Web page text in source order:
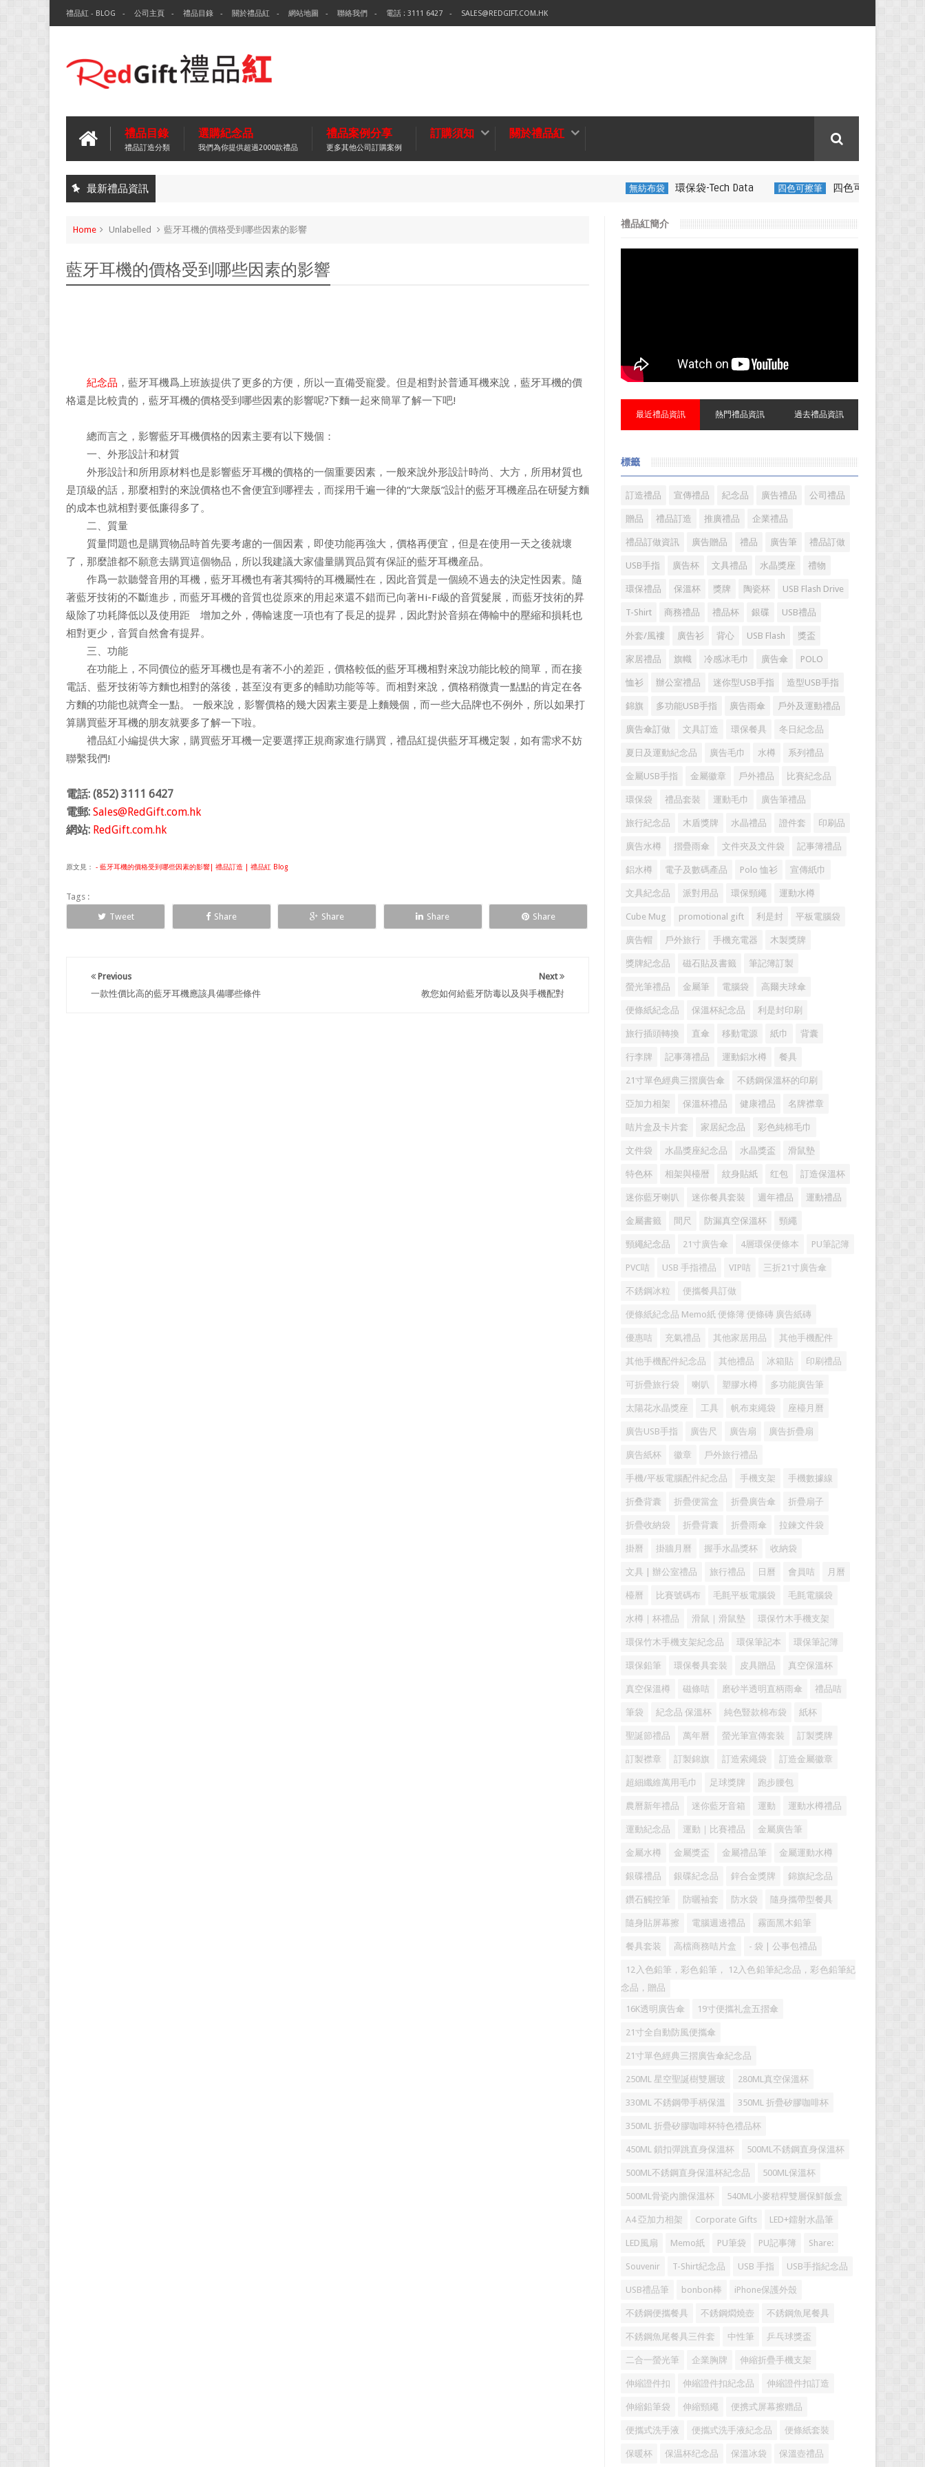
禮品紅 - BLOG 公司主頁 禮品目錄 關於禮品紅 網站地圖 聯絡我們 電話 : 3111 6427 SALES@REDGIFT.COM.HK
禮品目錄
禮品訂造分類
選購紀念品
我們為你提供超過2000款禮品
禮品案例分享
更多其他公司訂購案例
訂購須知 關於禮品紅
最新禮品資訊 環保袋-Tech Data 四色可擦筆 四色可擦筆-百通電纜
Home Unlabelled 藍牙耳機的價格受到哪些因素的影響
藍牙耳機的價格受到哪些因素的影響
紀念品 ，藍牙耳機爲上班族提供了更多的方便，所以一直備受寵愛。但是相對於普通耳機來說，藍牙耳機的價
格還是比較貴的，藍牙耳機的價格受到哪些因素的影響呢?下麵一起來簡單了解一下吧!
總而言之，影響藍牙耳機價格的因素主要有以下幾個：
一、外形設計和材質
外形設計和所用原材料也是影響藍牙耳機的價格的一個重要因素，一般來說外形設計時尚、大方，所用材質也
是頂級的話，那麼相對的來說價格也不會便宜到哪裡去，而採用千遍一律的“大衆版”設計的藍牙耳機産品在研髮方麵
的成本也就相對要低廉得多了。
二、質量
質量問題也是購買物品時首先要考慮的一個因素，即使功能再強大，價格再便宜，但是在使用一天之後就壞
了，那麼誰都不願意去購買這個物品，所以我建議大家儘量購買品質有保証的藍牙耳機産品。
作爲一款聽聲音用的耳機，藍牙耳機也有著其獨特的耳機屬性在，因此音質是一個繞不過去的決定性因素。隨
著藍牙技術的不斷進步，而藍牙耳機的音質也從原來的用起來還不錯而已向著Hi-Fi級的音質髮展，而藍牙技術的昇
級除了功耗降低以及使用距離增加之外，傳輸速度一項也有了長足的提昇，因此對於音頻在傳輸中的壓縮和損耗也
相對更少，音質自然會有提昇。
三、功能
在功能上，不同價位的藍牙耳機也是有著不小的差距，價格較低的藍牙耳機相對來說功能比較的簡單，而在接
電話、藍牙技術等方麵也相對的落後，甚至沒有更多的輔助功能等等。而相對來說，價格稍微貴一點點的肯定在各
方麵的功能也就齊全一點。 一般來說，影響價格的幾大因素主要是上麵幾個，而一些大品牌也不例外，所以如果打
算購買藍牙耳機的朋友就要多了解一下啦。
禮品紅小編提供大家，購買藍牙耳機一定要選擇正規商家進行購買，禮品紅提供藍牙耳機定製，如有需求不妨
聯繫我們!
電話: (852) 3111 6427
電郵: Sales@RedGift.com.hk
網站: RedGift.com.hk
原文見： - 藍牙耳機的價格受到哪些因素的影響| 禮品訂造 | 禮品紅 Blog
Tags :
Tweet
Share Share Share Share
Next
教您如何給藍牙防毒以及與手機配對
Previous
一款性價比高的藍牙耳機應該具備哪些條件
禮品紅簡介
最近禮品資訊 熱門禮品資訊 過去禮品資訊
標籤
訂造禮品 宣傳禮品 紀念品 廣告禮品 公司禮品
贈品 禮品訂造 推廣禮品 企業禮品
禮品訂做資訊 廣告贈品 禮品 廣告筆 禮品訂做
USB手指 廣告杯 文具禮品 水晶獎座 禮物
環保禮品 保溫杯 獎牌 陶瓷杯 USB Flash Drive
T-Shirt 商務禮品 禮品杯 銀碟 USB禮品
外套/風褸 廣告衫 背心 USB Flash 獎盃
家居禮品 旗幟 冷感冰毛巾 廣告傘 POLO
恤衫 辦公室禮品 迷你型USB手指 造型USB手指
錦旗 多功能USB手指 廣告雨傘 戶外及運動禮品
廣告傘訂做 文具訂造 環保餐具 冬日紀念品
夏日及運動紀念品 廣告毛巾 水樽 系列禮品
金屬USB手指 金屬徽章 戶外禮品 比賽紀念品
環保袋 禮品套裝 運動毛巾 廣告筆禮品
旅行紀念品 木盾獎牌 水晶禮品 證件套 印刷品
廣告水樽 摺疊雨傘 文件夾及文件袋 記事簿禮品
鋁水樽 電子及數碼產品 Polo 恤衫 宣傳紙巾
文具紀念品 派對用品 環保頸繩 運動水樽
Cube Mug promotional gift 利是封 平板電腦袋
廣告帽 戶外旅行 手機充電器 木製獎牌
獎牌紀念品 磁石貼及書籤 筆記簿訂製
螢光筆禮品 金屬筆 電腦袋 高爾夫球傘
便條紙紀念品 保溫杯紀念品 利是封印刷
旅行插頭轉換 直傘 移動電源 紙巾 背囊
行李牌 記事薄禮品 運動鋁水樽 餐具
21寸單色經典三摺廣告傘 不銹鋼保溫杯的印刷
亞加力相架 保溫杯禮品 健康禮品 名牌襟章
咭片盒及卡片套 家居紀念品 彩色純棉毛巾
文件袋 水晶獎座紀念品 水晶獎盃 滑鼠墊
特色杯 相架與檯暦 紋身貼紙 红包 訂造保溫杯
迷你藍牙喇叭 迷你餐具套裝 週年禮品 運動禮品
金屬書籤 間尺 防漏真空保溫杯 頸繩
頸繩紀念品 21寸廣告傘 4層環保便條本 PU筆記簿
PVC咭 USB 手指禮品 VIP咭 三折21寸廣告傘
不銹鋼冰粒 便攜餐具訂做
便條紙紀念品 Memo紙 便條簿 便條磚 廣告紙磚
優惠咭 充氣禮品 其他家居用品 其他手機配件
其他手機配件紀念品 其他禮品 冰箱貼 印刷禮品
可折疊旅行袋 喇叭 塑膠水樽 多功能廣告筆
太陽花水晶獎座 工具 帆布束繩袋 座檯月曆
廣告USB手指 廣告尺 廣告扇 廣告折疊扇
廣告紙杯 徽章 戶外旅行禮品
手機/平板電腦配件紀念品 手機支架 手機數據線
折叠背囊 折疊便當盒 折疊廣告傘 折疊扇子
折疊收納袋 折疊背囊 折疊雨傘 拉鍊文件袋
掛曆 掛牆月曆 握手水晶獎杯 收納袋
文具 | 辦公室禮品 旅行禮品 日曆 會員咭 月曆
檯曆 比賽號碼布 毛氈平板電腦袋 毛氈電腦袋
水樽｜杯禮品 滑鼠｜滑鼠墊 環保竹木手機支架
環保竹木手機支架紀念品 環保筆記本 環保筆記簿
環保鉛筆 環保餐具套裝 皮具贈品 真空保溫杯
真空保溫樽 磁條咭 磨砂半透明直柄雨傘 禮品咭
筆袋 紀念品 保溫杯 純色豎款棉布袋 紙杯
聖誕節禮品 萬年曆 螢光筆宣傳套裝 訂製獎牌
訂製襟章 訂製錦旗 訂造索繩袋 訂造金屬徽章
超細纖維萬用毛巾 足球獎牌 跑步腰包
農曆新年禮品 迷你藍牙音箱 運動 運動水樽禮品
運動紀念品 運動｜比賽禮品 金屬廣告筆
金屬水樽 金屬獎盃 金屬禮品筆 金屬運動水樽
銀碟禮品 銀碟紀念品 鋅合金獎牌 錦旗紀念品
鑽石觸控筆 防曬袖套 防水袋 隨身攜帶型餐具
隨身貼屏幕擦 電腦週邊禮品 霧面黑木鉛筆
餐具套装 高檔商務咭片盒 - 袋 | 公事包禮品
12入色鉛筆，彩色鉛筆， 12入色鉛筆紀念品，彩色鉛筆紀
念品，贈品
16K透明廣告傘 19寸便攜礼盒五摺傘
21寸全自動防風便攜傘
21寸單色經典三摺廣告傘紀念品
250ML 星空聖誕樹雙層玻 280ML真空保溫杯
330ML 不銹鋼帶手柄保溫 350ML 折疊矽膠咖啡杯
350ML 折疊矽膠咖啡杯特色禮品杯
450ML 鎖扣彈跳直身保溫杯 500ML不銹鋼直身保溫杯
500ML不銹鋼直身保溫杯紀念品 500ML保溫杯
500ML骨瓷內膽保溫杯 540ML小麥秸稈雙層保鮮飯盒
A4 亞加力相架 Corporate Gifts LED+鐳射水晶筆
LED風扇 Memo紙 PU筆袋 PU記事簿 Share:
Souvenir T-Shirt紀念品 USB 手指 USB手指紀念品
USB禮品筆 bonbon棒 iPhone保護外殼
不銹鋼便攜餐具 不銹鋼燜燒壺 不銹鋼魚尾餐具
不銹鋼魚尾餐具三件套 中性筆 乒乓球獎盃
二合一螢光筆 企業胸牌 伸縮折疊手機支架
伸縮證件扣 伸縮證件扣紀念品 伸縮證件扣訂造
伸縮鉛筆袋 伸縮頸繩 便携式屏幕擦赠品
便攜式洗手液 便攜式洗手液紀念品 便條紙套裝
保暖杯 保温杯纪念品 保溫冰袋 保溫壺禮品